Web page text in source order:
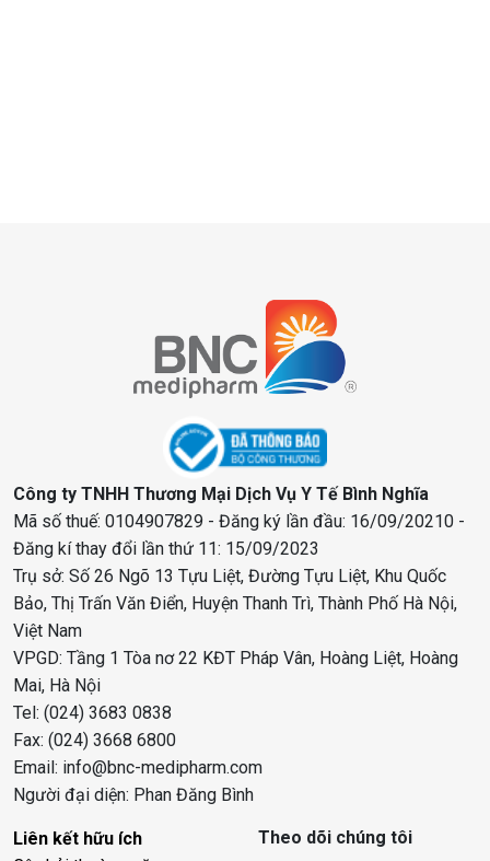
Công ty TNHH Thương Mại Dịch Vụ Y Tế Bình Nghĩa
Mã số thuế: 0104907829 - Đăng ký lần đầu: 16/09/20210 -
Đăng kí thay đổi lần thứ 11: 15/09/2023
Trụ sở: Số 26 Ngõ 13 Tựu Liệt, Đường Tựu Liệt, Khu Quốc
Bảo, Thị Trấn Văn Điển, Huyện Thanh Trì, Thành Phố Hà Nội,
Việt Nam
VPGD: Tầng 1 Tòa nơ 22 KĐT Pháp Vân, Hoàng Liệt, Hoàng
Mai, Hà Nội
Tel: (024) 3683 0838
Fax: (024) 3668 6800
Email: info@bnc-medipharm.com
Người đại diện: Phan Đăng Bình
Liên kết hữu ích
Theo dõi chúng tôi